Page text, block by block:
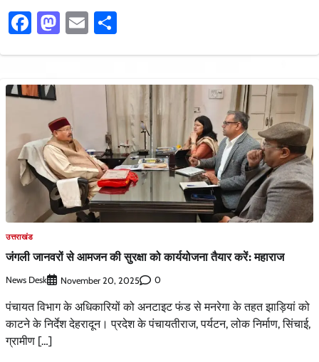
Facebook
Mastodon
Email
उत्तराखंड
जंगली जानवरों से आमजन की सुरक्षा को कार्ययोजना तैयार करें: महाराज
News Desk November 20, 2025 0
पंचायत विभाग के अधिकारियों को अनटाइट फंड से मनरेगा के तहत झाड़ियां को
काटने के निर्देश देहरादून। प्रदेश के पंचायतीराज, पर्यटन, लोक निर्माण, सिंचाई,
ग्रामीण […]